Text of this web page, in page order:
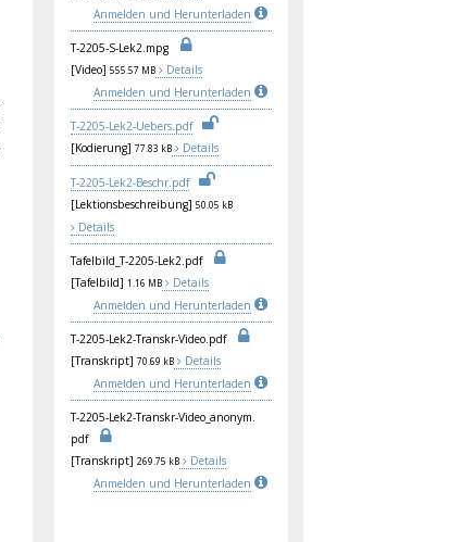
Anmelden und Herunterladen
T-2205-S-Lek2.mpg
[Video] 555.57 MB
Details
Anmelden und Herunterladen
T-2205-Lek2-Uebers .pdf
[Kodierung] 77.83 kB Details
T-2205-Lek2-Beschr.pdf
[Lektionsbeschreibung] 50.05 kB
Details
Tafelbild _T-2205-Lek2 .pdf
[Tafelbild] 1.16 MB
Details
Anmelden und Herunterladen
T-2205-Lek2-Transkr-Video.pdf
[Transkript] 70.69 kB
Details
Anmelden und Herunterladen
T-2205-Lek2-Transkr-Video_anonym.
pdf
[Transkript] 269.75 kB
Details
Anmelden und Herunterladen